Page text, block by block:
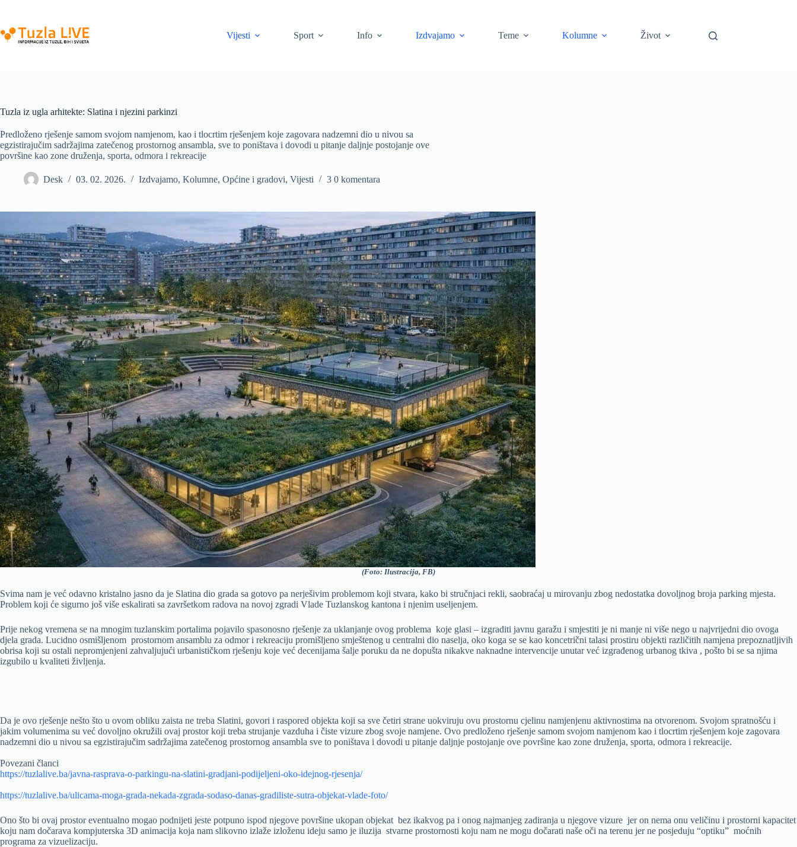
content
Vijesti
Sport Info Izdvajamo Teme Kolumne Život
Tuzla iz ugla arhitekte: Slatina i njezini parkinzi
Predloženo rješenje samom svojom namjenom, kao i tlocrtim rješenjem koje zagovara nadzemni dio u nivou sa
egzistirajučim sadržajima zatečenog prostornog ansambla, sve to poništava i dovodi u pitanje daljnje postojanje ove
površine kao zone druženja, sporta, odmora i rekreacije
Desk 03. 02. 2026. Izdvajamo, Kolumne, Općine i gradovi, Vijesti 3 0 komentara
(Foto: Ilustracija, FB)
Svima nam je već odavno kristalno jasno da je Slatina dio grada sa gotovo pa nerješivim problemom koji stvara, kako bi stručnjaci rekli, saobraćaj u mirovanju zbog nedostatka dovoljnog broja parking mjesta.
Problem koji će sigurno još više eskalirati sa završetkom radova na novoj zgradi Vlade Tuzlanskog kantona i njenim useljenjem.
Prije nekog vremena se na mnogim tuzlanskim portalima pojavilo spasonosno rješenje za uklanjanje ovog problema koje glasi – izgraditi javnu garažu i smjestiti je ni manje ni više nego u najvrijedni dio ovoga
djela grada. Lucidno osmišljenom prostornom ansamblu za odmor i rekreaciju promišljeno smještenog u centralni dio naselja, oko koga se se kao koncetrični talasi prostiru objekti različitih namjena prepoznatljivih
obrisa koji su ostali nepromjenjeni zahvaljujući urbanističkom rješenju koje već decenijama šalje poruku da ne dopušta nikakve naknadne intervencije unutar već izgrađenog urbanog tkiva , pošto bi se sa njima
izgubilo u kvaliteti življenja.
Da je ovo rješenje nešto što u ovom obliku zaista ne treba Slatini, govori i raspored objekta koji sa sve četiri strane uokviruju ovu prostornu cjelinu namjenjenu aktivnostima na otvorenom. Svojom spratnošću i
jakim volumenima su već dovoljno okružili ovaj prostor koji treba strujanje vazduha i čiste vizure zbog svoje namjene. Ovo predloženo rješenje samom svojom namjenom kao i tlocrtim rješenjem koje zagovara
nadzemni dio u nivou sa egzistirajučim sadržajima zatečenog prostornog ansambla sve to poništava i dovodi u pitanje daljnje postojanje ove površine kao zone druženja, sporta, odmora i rekreacije.
Povezani članci
https://tuzlalive.ba/javna-rasprava-o-parkingu-na-slatini-gradjani-podijeljeni-oko-idejnog-rjesenja/
https://tuzlalive.ba/ulicama-moga-grada-nekada-zgrada-sodaso-danas-gradiliste-sutra-objekat-vlade-foto/
Ono što bi ovaj prostor eventualno mogao podnijeti jeste potpuno ispod njegove površine ukopan objekat bez ikakvog pa i onog najmanjeg zadiranja u njegove vizure jer on nema onu veličinu i prostorni kapacitet
koju nam dočarava kompjuterska 3D animacija koja nam slikovno izlaže izloženu ideju samo je iluzija stvarne prostornosti koju nam ne mogu dočarati naše oči na terenu jer ne posjeduju “optiku” moćnih
programa za vizuelizaciju.